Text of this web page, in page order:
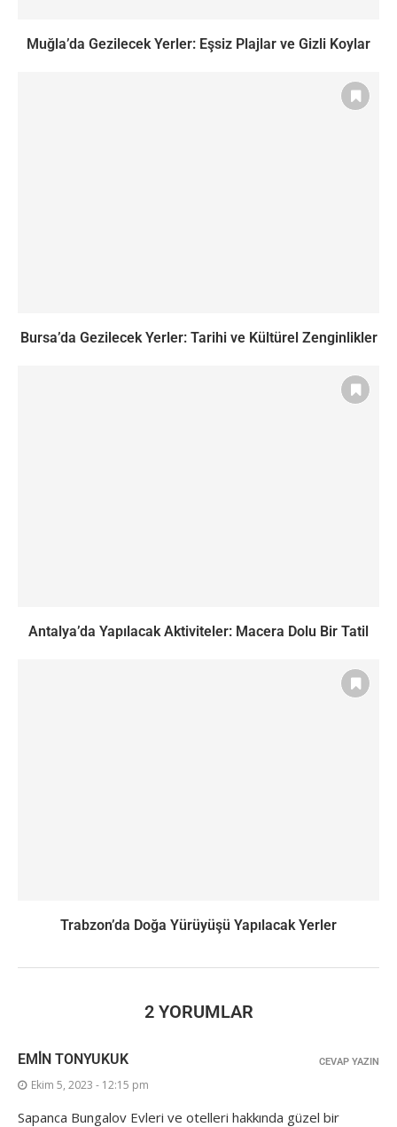
Muğla’da Gezilecek Yerler: Eşsiz Plajlar ve Gizli Koylar
Bursa’da Gezilecek Yerler: Tarihi ve Kültürel Zenginlikler
Antalya’da Yapılacak Aktiviteler: Macera Dolu Bir Tatil
Trabzon’da Doğa Yürüyüşü Yapılacak Yerler
2 YORUMLAR
EMİN TONYUKUK
Ekim 5, 2023 - 12:15 pm
Sapanca Bungalov Evleri ve otelleri hakkında güzel bir
CEVAP YAZIN